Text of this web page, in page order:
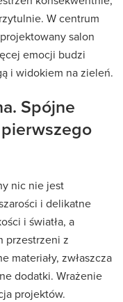
W centrum
salon
emocji budzi
i widokiem na zieleń.
Spójne
nic nie jest
i delikatne
i światła, a
przestrzeni z
materiały, zwłaszcza
dodatki. Wrażenie
projektów.